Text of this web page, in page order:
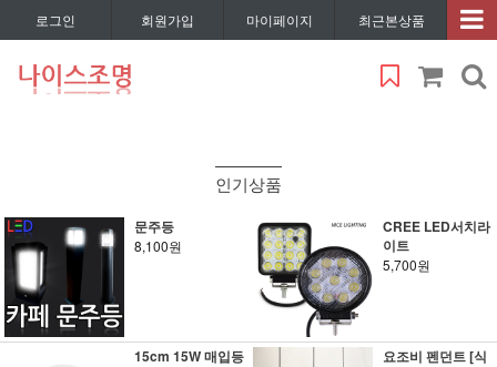
로그인 회원가입 마이페이지 최근본상품
인기상품
문주등
8,100원
CREE LED서치라
이트
5,700원
15cm 15W 매입등
요조비 펜던트 [식